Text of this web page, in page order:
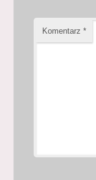
Komentarz*